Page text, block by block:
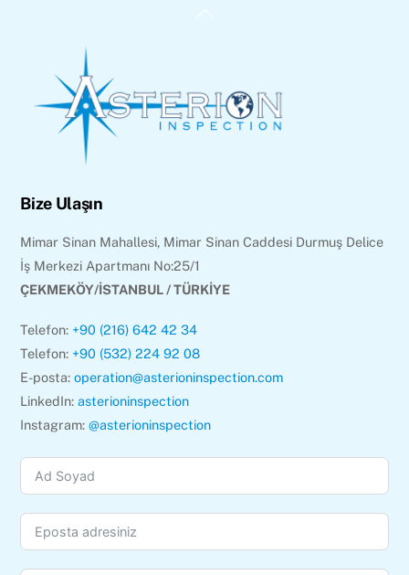
Back
Bize Ulaşın
Mimar Sinan Mahallesi, Mimar Sinan Caddesi Durmuş Delice
İş Merkezi Apartmanı No:25/1
ÇEKMEKÖY/İSTANBUL / TÜRKİYE
Telefon: +90 (216) 642 42 34
Telefon: +90 (532) 224 92 08
E-posta:operation@asterioninspection.com
LinkedIn:asterioninspection
Instagram:@asterioninspection